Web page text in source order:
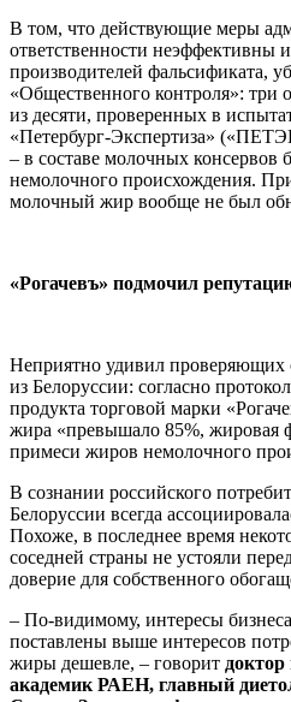
В том, что действующие меры
ответственности неэффективны
производителей фальсификата,
«Общественного контроля»: три
из десяти, проверенных в
«Петербург-Экспертиза»
– в составе молочных
немолочного происхождения.
молочный жир вообще не был
«Рогачевъ» подмочил
Неприятно удивил проверяющих
из Белоруссии: согласно
продукта торговой марки
жира «превышало 85%, жировая
примеси жиров немолочного
В сознании российского
Белоруссии всегда
Похоже, в последнее время
соседней страны не устояли
доверие для собственного
– По-видимому, интересы
поставлены выше интересов
жиры дешевле, – говорит
академик РАЕН, главный